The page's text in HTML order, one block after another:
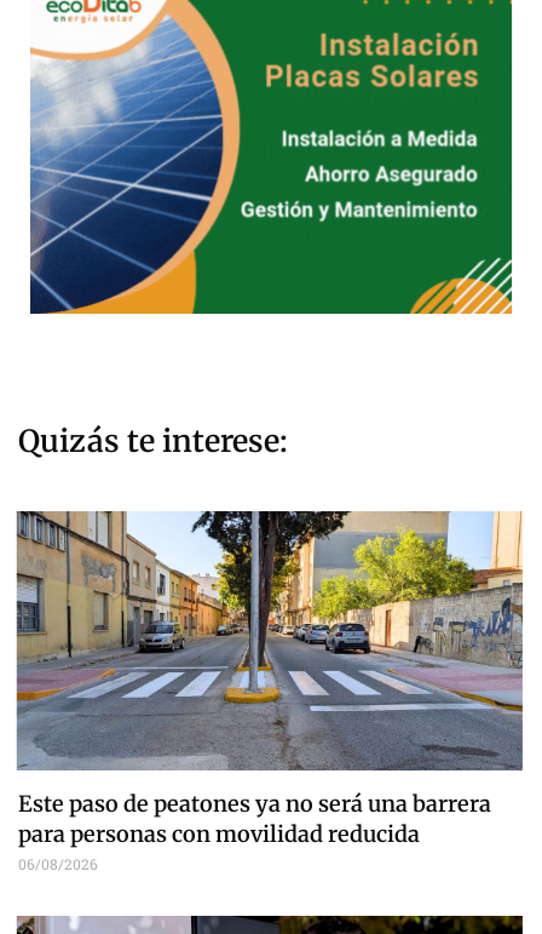
Quizás te interese:
Este paso de peatones ya no será una barrera
para personas con movilidad reducida
06/08/2026